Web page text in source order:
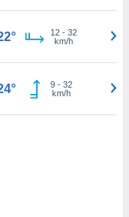
12- 32
km/h
9- 32
km/h